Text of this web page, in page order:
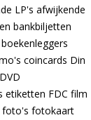
LP's afwijkende
bankbiljetten
boekenleggers
coincards Din
DVD
etiketten FDC film
foto's fotokaart